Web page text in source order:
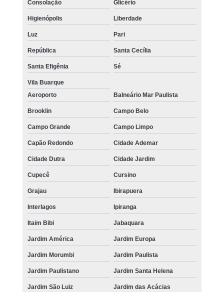
Consolação Glicério
Higienópolis Liberdade
Luz Pari
República Santa Cecília
Santa Efigênia Sé
Vila Buarque
Aeroporto
Balneário Mar Paulista
Brooklin Campo Belo
Campo Grande Campo Limpo
Capão Redondo Cidade Ademar
Cidade Dutra Cidade Jardim
Cupecê Cursino
Grajau Ibirapuera
Interlagos Ipiranga
Itaim Bibi Jabaquara
Jardim América Jardim Europa
Jardim Morumbi Jardim Paulista
Jardim Paulistano Jardim Santa Helena
Jardim São Luiz Jardim das Acácias